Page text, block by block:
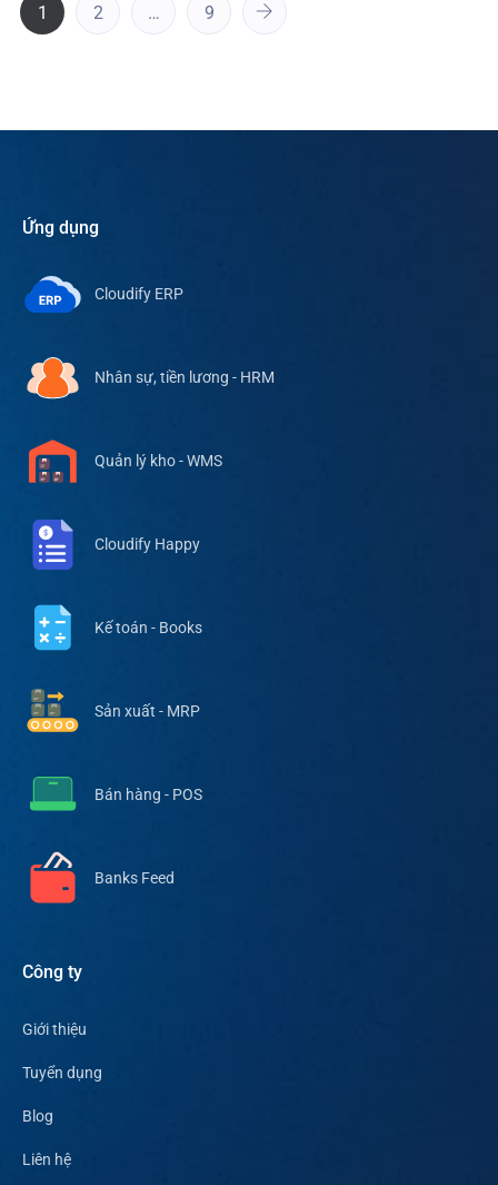
1 2 … 9
Ứng dụng
Cloudify ERP
Nhân sự, tiền lương - HRM
Quản lý kho - WMS
Cloudify Happy
Kế toán - Books
Sản xuất - MRP
Bán hàng - POS
Banks Feed
Công ty
Giới thiệu
Tuyển dụng
Blog
Liên hệ